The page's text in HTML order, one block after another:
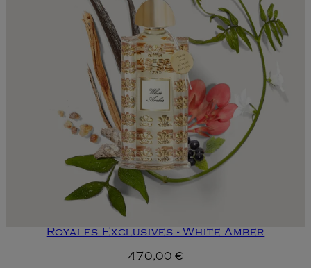
Royales Exclusives - White Amber
470,00 €